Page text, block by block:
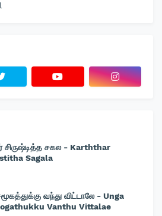
சிருஷ்டித்த சகல - Karththar
Sagala
வந்து விட்டாலே - Unga
Vanthu Vittalae